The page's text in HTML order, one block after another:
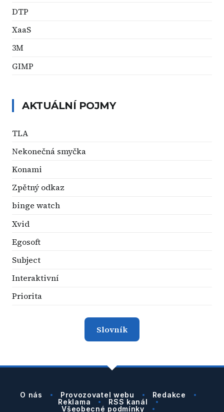
DTP
XaaS
3M
GIMP
AKTUÁLNÍ POJMY
TLA
Nekonečná smyčka
Konami
Zpětný odkaz
binge watch
Xvid
Egosoft
Subject
Interaktivní
Priorita
Slovník
O nás Provozovatel webu
Redakce
Reklama
RSS kanál
Všeobecné podmínky